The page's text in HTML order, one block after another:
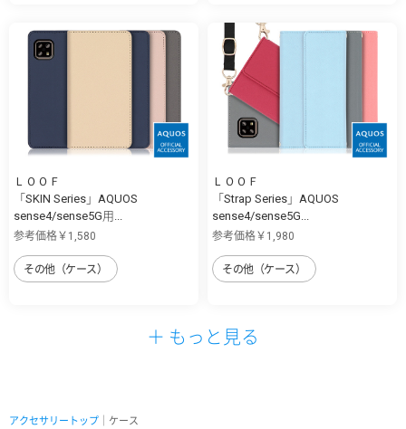
ＬＯＯＦ
「SKIN Series」AQUOS
sense4/sense5G用...
参考価格￥1,580
その他（ケース）
ＬＯＯＦ
「Strap Series」AQUOS
sense4/sense5G...
参考価格￥1,980
その他（ケース）
＋ もっと見る
アクセサリートップ ｜ケース